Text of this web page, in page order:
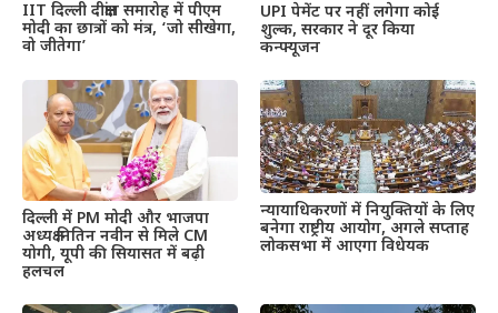
IIT दिल्ली दीक्षांत समारोह में पीएम
मोदी का छात्रों को मंत्र, ‘जो सीखेगा,
वो जीतेगा’
UPI पेमेंट पर नहीं लगेगा कोई
शुल्क, सरकार ने दूर किया
कन्फ्यूजन
दिल्ली में PM मोदी और भाजपा
अध्यक्ष नितिन नवीन से मिले CM
योगी, यूपी की सियासत में बढ़ी
हलचल
न्यायाधिकरणों में नियुक्तियों के लिए
बनेगा राष्ट्रीय आयोग, अगले सप्ताह
लोकसभा में आएगा विधेयक